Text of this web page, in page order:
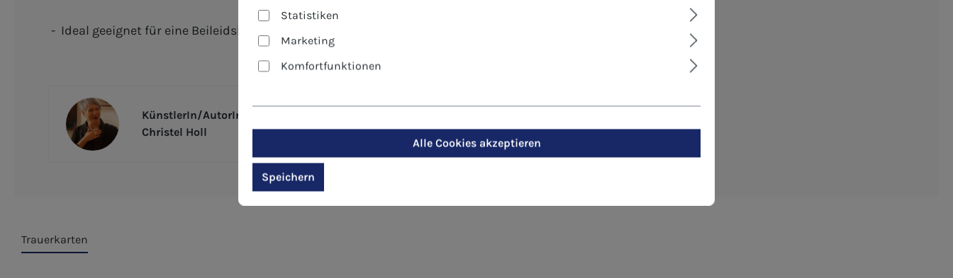
- Ideal geeignet für eine Beileidsbekundung persönlich oder geschäftlich
KünstlerIn/AutorIn
Christel Holl
Trauerkarten
Statistiken
Marketing
Komfortfunktionen
Alle Cookies akzeptieren
Speichern